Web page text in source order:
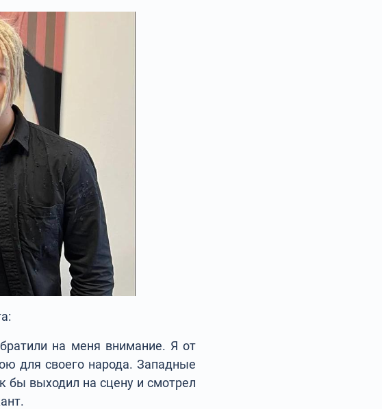
на меня внимание. Я от
для своего народа. Западные
бы выходил на сцену и смотрел